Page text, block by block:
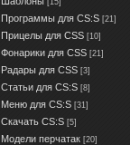
[15]
Программы для CS:S [21]
Прицелы для CSS [10]
Фонарики для CSS [21]
Радары для CSS [3]
Статьи для CS:S [8]
Меню для CS:S [31]
Скачать CS:S [5]
Модели перчатак [20]